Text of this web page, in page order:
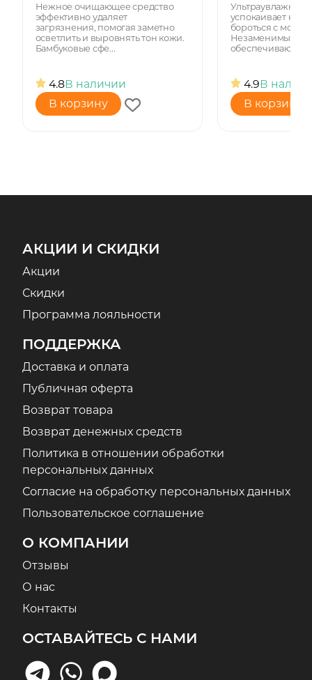
Нежное очищающее средство
эффективно удаляет
загрязнения, помогая заметно
осветлить и выровнять тон кожи.
Бамбуковые сфе...
4.8В наличии
В корзину
успокаивает
бороться с
Незаменимые
обеспечивают
4.9В
В корзину
АКЦИИ И СКИДКИ
Акции
Скидки
Программа лояльности
ПОДДЕРЖКА
Доставка и оплата
Публичная оферта
Возврат товара
Возврат денежных средств
Политика в отношении обработки
персональных данных
Согласие на обработку персональных данных
Пользовательское соглашение
О КОМПАНИИ
Отзывы
О нас
Контакты
ОСТАВАЙТЕСЬ С НАМИ